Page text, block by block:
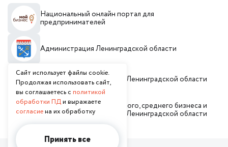
Национальный онлайн портал для
предпринимателей
Администрация Ленинградской области
Инвестиционный портал Ленинградской области
Комитет по развитию малого, среднего бизнеса и
потребительского рынка Ленинградской области
Сайт использует файлы cookie.
Продолжая использовать сайт,
вы соглашаетесь с политикой
обработки ПДи выражаете
согласиена их обработку
Принять все